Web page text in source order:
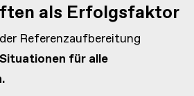
als Erfolgsfaktor
Referenzaufbereitung
für alle